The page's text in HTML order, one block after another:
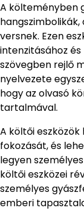
A költeményben
versnek. Ezen
intenzitásához
szövegben rejlő
nyelvezete
hogy az olvasó
tartalmával.
A költői
fokozását, és
legyen
költői eszközei
személyes
emberi